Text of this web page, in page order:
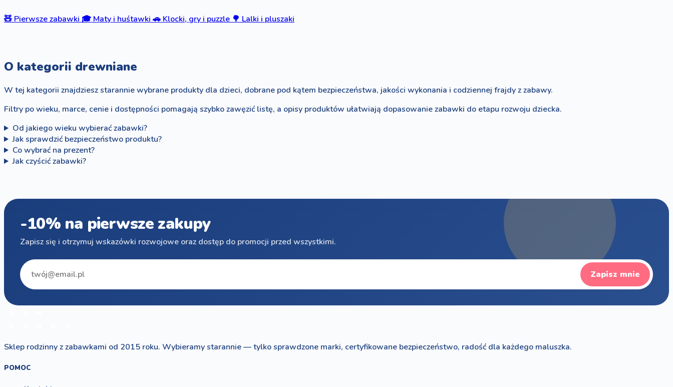
🧸 Pierwsze zabawki 🎓 Maty i huśtawki 🚗 Klocki, gry i puzzle 🌳 Lalki i pluszaki
O kategorii drewniane
W tej kategorii znajdziesz starannie wybrane produkty dla dzieci, dobrane pod kątem bezpieczeństwa, jakości wykonania i codziennej frajdy z zabawy.
Filtry po wieku, marce, cenie i dostępności pomagają szybko zawęzić listę, a opisy produktów ułatwiają dopasowanie zabawki do etapu rozwoju dziecka.
Od jakiego wieku wybierać zabawki?
Jak sprawdzić bezpieczeństwo produktu?
Co wybrać na prezent?
Jak czyścić zabawki?
-10% na pierwsze zakupy
Zapisz się i otrzymuj wskazówki rozwojowe oraz dostęp do promocji przed wszystkimi.
Zapisz mnie
Sklep rodzinny z zabawkami od 2015 roku. Wybieramy starannie — tylko sprawdzone marki, certyfikowane bezpieczeństwo, radość dla każdego maluszka.
POMOC